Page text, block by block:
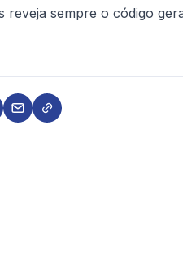
sempre o código